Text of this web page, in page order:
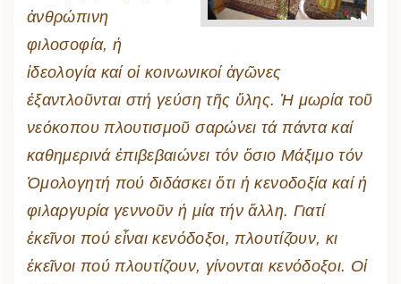
ἀνθρώπινη
φιλοσοφία, ἡ
ἰδεολογία καί οἱ κοινωνικοί ἀγῶνες
ἐξαντλοῦνται στή γεύση τῆς ὕλης. Ἡ μωρία τοῦ
νεόκοπου πλουτισμοῦ σαρώνει τά πάντα καί
καθημερινά ἐπιβεβαιώνει τόν ὅσιο Μάξιμο τόν
Ὁμολογητή πού διδάσκει ὅτι ἡ κενοδοξία καί ἡ
φιλαργυρία γεννοῦν ἡ μία τήν ἄλλη. Γιατί
ἐκεῖνοι πού εἶναι κενόδοξοι, πλουτίζουν, κι
ἐκεῖνοι πού πλουτίζουν, γίνονται κενόδοξοι. Οἱ